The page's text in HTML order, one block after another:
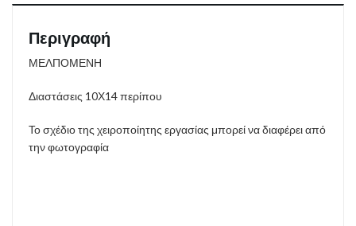
Περιγραφή
ΜΕΛΠΟΜΕΝΗ
Διαστάσεις 10Χ14 περίπου
Το σχέδιο της χειροποίητης εργασίας μπορεί να διαφέρει από
την φωτογραφία